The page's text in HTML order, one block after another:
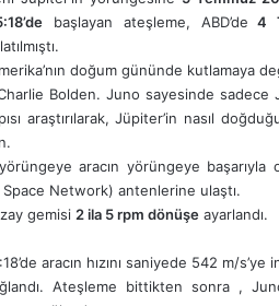
başlayan ateşleme, ABD’de 4
doğum gününde kutlamaya
Bolden. Juno sayesinde sadece
araştırılarak, Jüpiter’in nasıl
aracın yörüngeye başarıyla
Network) antenlerine ulaştı.
gemisi 2 ila 5 rpm dönüşe ayarlandı.
aracın hızını saniyede 542 m/s’ye
Ateşleme bittikten sonra ,